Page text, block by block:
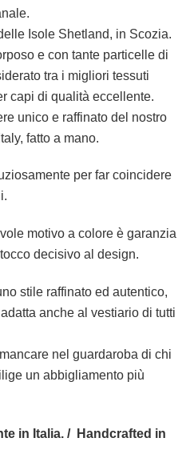
Isole Shetland, in Scozia.
e con tante particelle di
tra i migliori tessuti
capi di qualità eccellente.
unico e raffinato del nostro
fatto a mano.
per far coincidere
motivo a colore è garanzia
decisivo al design.
stile raffinato ed autentico,
anche al vestiario di tutti
nel guardaroba di chi
un abbigliamento più
in Italia. / Handcrafted in